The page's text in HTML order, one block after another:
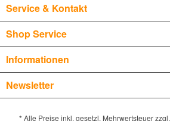
Service & Kontakt
Shop Service
Informationen
Newsletter
* Alle Preise inkl. gesetzl. Mehrwertsteuer zzgl.